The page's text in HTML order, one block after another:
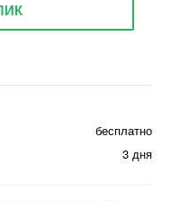
бесплатно
3 дня